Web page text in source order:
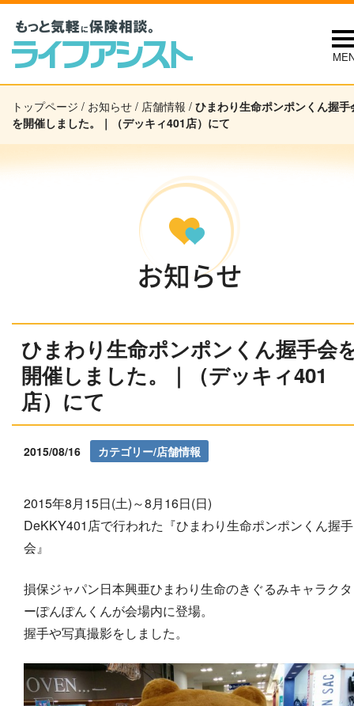
トップページ / お知らせ / 店舗情報 / ひまわり生命ポンポンくん握手
を開催しました。｜（デッキィ401店）にて
お知らせ
ひまわり生命ポンポンくん握手会
開催しました。｜（デッキィ401
店）にて
2015/08/16 カテゴリー/店舗情報
2015年8月15日(土)～8月16日(日)
DeKKY401店で行われた『ひまわり生命ポンポンくん握手
会』
損保ジャパン日本興亜ひまわり生命のきぐるみキャラクタ
ーぽんぽんくんが会場内に登場。
握手や写真撮影をしました。